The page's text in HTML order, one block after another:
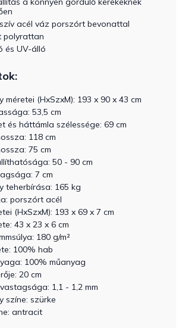
acél váz porszórt bevonattal
polyrattan
és UV-álló
méretei (HxSzxM): 193 x 90 x 43 cm
53,5 cm
és háttámla szélessége: 69 cm
118 cm
75 cm
50 - 90 cm
7 cm
teherbírása: 165 kg
porszórt acél
(HxSzxM): 193 x 69 x 7 cm
43 x 23 x 6 cm
180 g/m²
100% hab
100% műanyag
20 cm
1,1 - 1,2 mm
színe: szürke
antracit